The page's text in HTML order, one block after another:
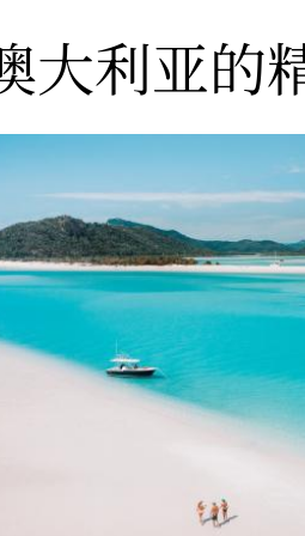
大利亚的